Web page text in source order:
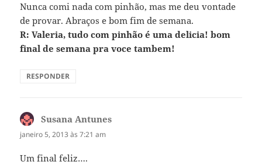
Nunca comi nada com pinhão, mas me deu vontade
de provar. Abraços e bom fim de semana.
R: Valeria, tudo com pinhão é uma delicia! bom
final de semana pra voce tambem!
RESPONDER
Susana Antunes
janeiro 5, 2013 às 7:21 am
Um final feliz….